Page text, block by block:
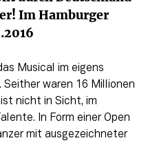
Im Hamburger
Musical im eigens
waren 16 Millionen
nicht in Sicht, im
In Form einer Open
mit ausgezeichneter